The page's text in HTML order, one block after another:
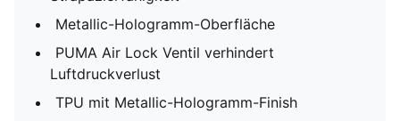
Metallic-Hologramm-Oberfläche
PUMA Air Lock Ventil verhindert
Luftdruckverlust
TPU mit Metallic-Hologramm-Finish